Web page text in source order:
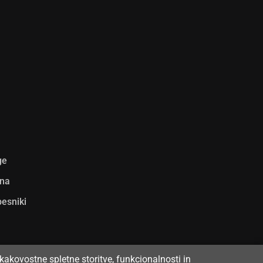
spletne storitve, funkcionalnosti in